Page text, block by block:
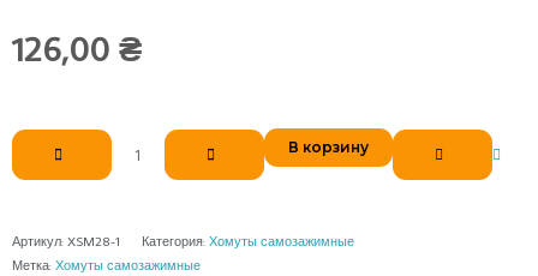
126,00 ₴
Количество
товара
50
Mikalor
В корзину
Артикул: XSM28-1 Категория: Хомуты самозажимные
Метка: Хомуты самозажимные